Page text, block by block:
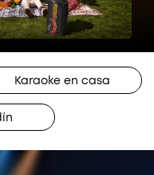
Karaoke en casa